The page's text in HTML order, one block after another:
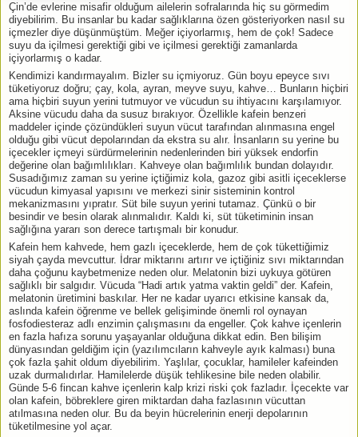
Çin’de evlerine misafir olduğum ailelerin sofralarında hiç su görmedim
diyebilirim. Bu insanlar bu kadar sağlıklarına özen gösteriyorken nasıl su
içmezler diye düşünmüştüm. Meğer içiyorlarmış, hem de çok! Sadece
suyu da içilmesi gerektiği gibi ve içilmesi gerektiği zamanlarda
içiyorlarmış o kadar.
Kendimizi kandırmayalım. Bizler su içmiyoruz. Gün boyu epeyce sıvı
tüketiyoruz doğru; çay, kola, ayran, meyve suyu, kahve… Bunların hiçbiri
ama hiçbiri suyun yerini tutmuyor ve vücudun su ihtiyacını karşılamıyor.
Aksine vücudu daha da susuz bırakıyor. Özellikle kafein benzeri
maddeler içinde çözündükleri suyun vücut tarafından alınmasına engel
olduğu gibi vücut depolarından da ekstra su alır. İnsanların su yerine bu
içecekler içmeyi sürdürmelerinin nedenlerinden biri yüksek endorfin
değerine olan bağımlılıkları. Kahveye olan bağımlılık bundan dolayıdır.
Susadığımız zaman su yerine içtiğimiz kola, gazoz gibi asitli içeceklerse
vücudun kimyasal yapısını ve merkezi sinir sisteminin kontrol
mekanizmasını yıpratır. Süt bile suyun yerini tutamaz. Çünkü o bir
besindir ve besin olarak alınmalıdır. Kaldı ki, süt tüketiminin insan
sağlığına yararı son derece tartışmalı bir konudur.
Kafein hem kahvede, hem gazlı içeceklerde, hem de çok tükettiğimiz
siyah çayda mevcuttur. İdrar miktarını artırır ve içtiğiniz sıvı miktarından
daha çoğunu kaybetmenize neden olur. Melatonin bizi uykuya götüren
sağlıklı bir salgıdır. Vücuda “Hadi artık yatma vaktin geldi” der. Kafein,
melatonin üretimini baskılar. Her ne kadar uyarıcı etkisine kansak da,
aslında kafein öğrenme ve bellek gelişiminde önemli rol oynayan
fosfodiesteraz adlı enzimin çalışmasını da engeller. Çok kahve içenlerin
en fazla hafıza sorunu yaşayanlar olduğuna dikkat edin. Ben bilişim
dünyasından geldiğim için (yazılımcıların kahveyle ayık kalması) buna
çok fazla şahit oldum diyebilirim. Yaşlılar, çocuklar, hamileler kafeinden
uzak durmalıdırlar. Hamilelerde düşük tehlikesine bile neden olabilir.
Günde 5-6 fincan kahve içenlerin kalp krizi riski çok fazladır. İçecekte var
olan kafein, böbreklere giren miktardan daha fazlasının vücuttan
atılmasına neden olur. Bu da beyin hücrelerinin enerji depolarının
tüketilmesine yol açar.